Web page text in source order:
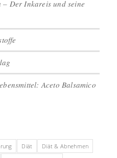
– Der Inkareis und seine
Aceto Balsamico
Diät
Diät & Abnehmen